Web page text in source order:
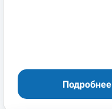
Подробнее